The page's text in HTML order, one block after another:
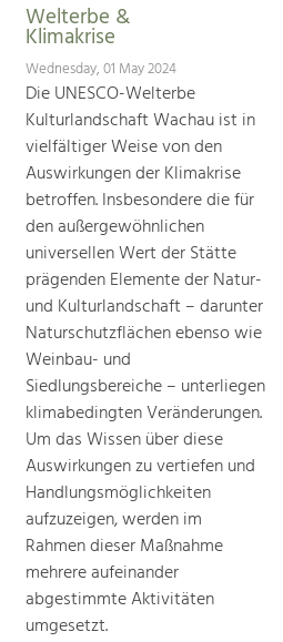
Welterbe &
Klimakrise
Wednesday, 01 May 2024
Die UNESCO-Welterbe
Kulturlandschaft Wachau ist in
vielfältiger Weise von den
Auswirkungen der Klimakrise
betroffen. Insbesondere die für
den außergewöhnlichen
universellen Wert der Stätte
prägenden Elemente der Natur-
und Kulturlandschaft – darunter
Naturschutzflächen ebenso wie
Weinbau- und
Siedlungsbereiche – unterliegen
klimabedingten Veränderungen.
Um das Wissen über diese
Auswirkungen zu vertiefen und
Handlungsmöglichkeiten
aufzuzeigen, werden im
Rahmen dieser Maßnahme
mehrere aufeinander
abgestimmte Aktivitäten
umgesetzt.